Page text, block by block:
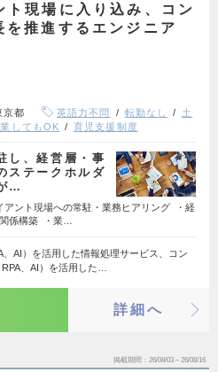
ト現場に入り込み、コン
推進するエンジニア
京都 英語力不問 転勤なし
土
してもOK 育児支援制度
し、経営層・事
ステークホルダ
…
アント現場への常駐・業務ヒアリング ・経
係構築 ・業…
、AI）を活用した情報処理サービス、コン
、AI）を活用した…
詳細へ
掲載期間 26/08/03～26/08/16